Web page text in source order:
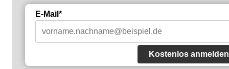
E-Mail*
Kostenlos anmelden